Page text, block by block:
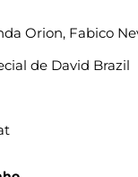
Orion, Fabico
de David Brazil